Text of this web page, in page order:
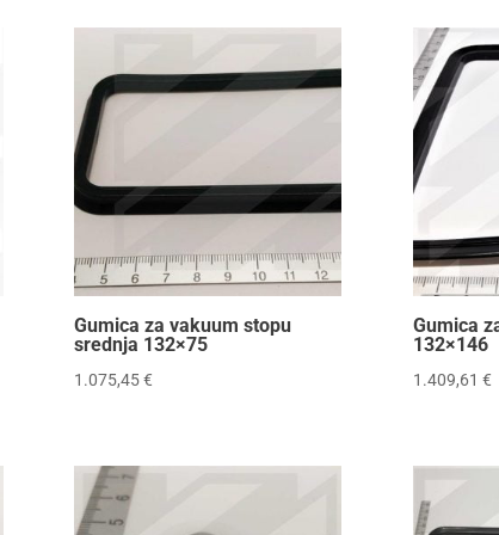
Gumica za vakuum stopu
srednja 132×75
1.075,45€
Gumica
132×146
1.409,61 €